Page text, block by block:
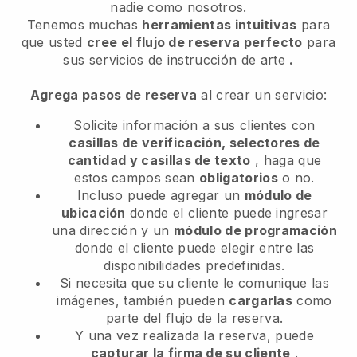
nadie como nosotros.
Tenemos muchas herramientas intuitivas para
que usted cree el flujo de reserva perfecto para
sus servicios de instrucción de arte .
Agrega pasos de reserva al crear un servicio:
Solicite información a sus clientes con
casillas de verificación, selectores de
cantidad y casillas de texto , haga que
estos campos sean obligatorioso no.
Incluso puede agregar un módulo de
ubicación donde el cliente puede ingresar
una dirección y un módulo de programación
donde el cliente puede elegir entre las
disponibilidades predefinidas.
Si necesita que su cliente le comunique las
imágenes, también pueden cargarlas como
parte del flujo de la reserva.
Y una vez realizada la reserva, puede
capturar la firma de su cliente .